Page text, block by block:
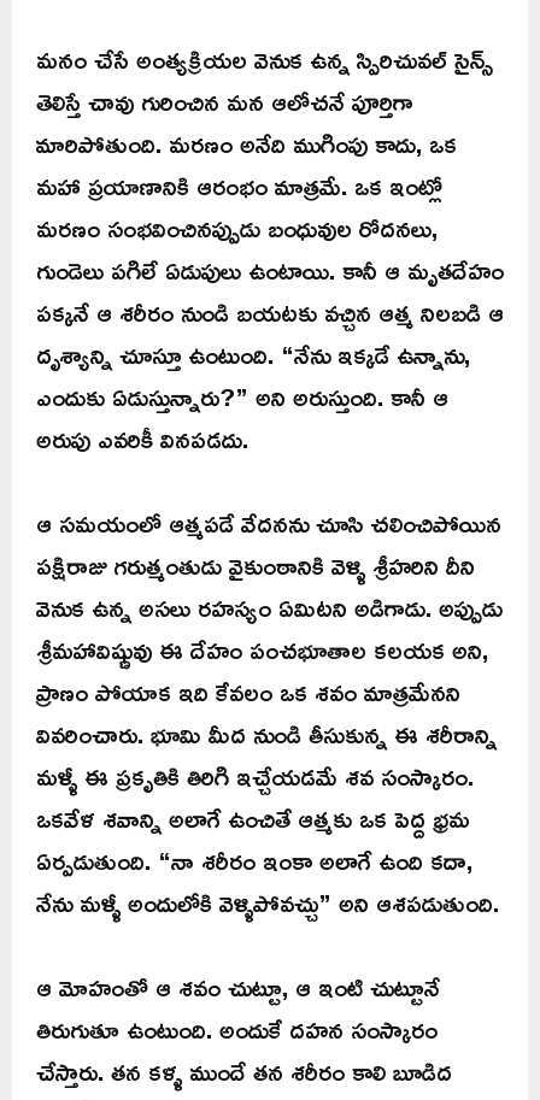
మనం చేసే అంత్యక్రియల వెనుక ఉన్న స్పిరిచువల్ సైన్స్
తెలిస్తే చావు గురించిన మన ఆలోచనే పూర్తిగా
మారిపోతుంది. మరణం అనేది ముగింపు కాదు, ఒక
మహా ప్రయాణానికి ఆరంభం మాత్రమే. ఒక ఇంట్లో
మరణం సంభవించినప్పుడు బంధువుల రోదనలు,
గుండెలు పగిలే ఏడుపులు ఉంటాయి. కానీ ఆ మృతదేహం
పక్కనే ఆ శరీరం నుండి బయటకు వచ్చిన ఆత్మ నిలబడి ఆ
దృశ్యాన్ని చూస్తూ ఉంటుంది. “నేను ఇక్కడే ఉన్నాను,
ఎందుకు ఏడుస్తున్నారు?” అని అరుస్తుంది. కానీ ఆ
అరుపు ఎవరికీ వినపడదు.
ఆ సమయంలో ఆత్మపడే వేదనను చూసి చలించిపోయిన
పక్షిరాజు గరుత్మంతుడు వైకుంఠానికి వెళ్ళి శ్రీహరిని దీని
వెనుక ఉన్న అసలు రహస్యం ఏమిటని అడిగాడు. అప్పుడు
శ్రీమహావిష్ణువు ఈ దేహం పంచభూతాల కలయక అని,
ప్రాణం పోయాక ఇది కేవలం ఒక శవం మాత్రమేనని
వివరించారు. భూమి మీద నుండి తీసుకున్న ఈ శరీరాన్ని
మళ్ళీ ఈ ప్రకృతికి తిరిగి ఇచ్చేయడమే శవ సంస్కారం.
ఒకవేళ శవాన్ని అలాగే ఉంచితే ఆత్మకు ఒక పెద్ద భ్రమ
ఏర్పడుతుంది. “నా శరీరం ఇంకా అలాగే ఉంది కదా,
నేను మళ్ళీ అందులోకి వెళ్ళిపోవచ్చు” అని ఆశపడుతుంది.
ఆ మోహంతో ఆ శవం చుట్టూ, ఆ ఇంటి చుట్టూనే
తిరుగుతూ ఉంటుంది. అందుకే దహన సంస్కారం
చేస్తారు. తన కళ్ళ ముందే తన శరీరం కాలి బూడిద